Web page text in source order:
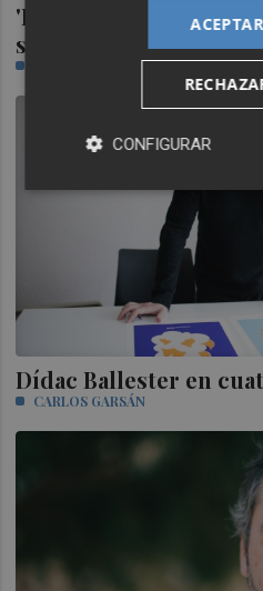
'EL·LE(s)', la primera
sobre identidad de
FERNANDO MORALES
Dídac Ballester en
CARLOS GARSÁN
CONFIGURAR